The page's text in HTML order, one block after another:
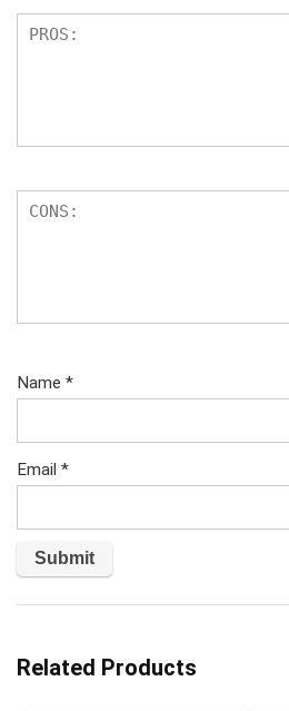
Name *
Email *
Related Products